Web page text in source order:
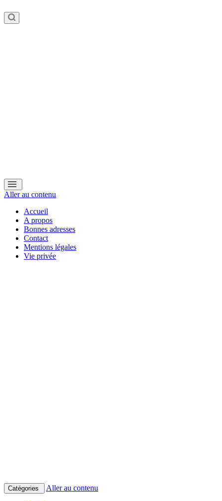
Aller au contenu
Accueil
A propos
Bonnes adresses
Contact
Mentions légales
Vie privée
Catégories Aller au contenu